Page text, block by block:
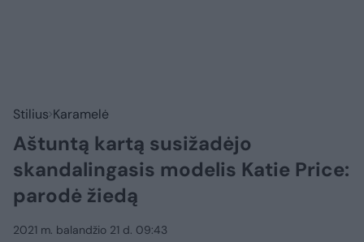
Stilius Karamelė
Aštuntą kartą susižadėjo
skandalingasis modelis Katie Price:
parodė žiedą
2021 m. balandžio 21 d. 09:43